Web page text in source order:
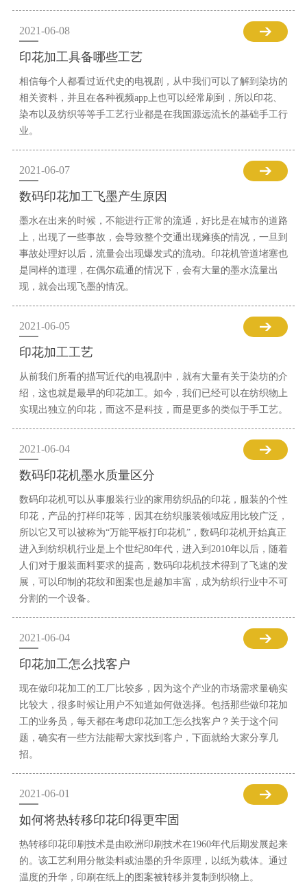
2021-06-08
印花加工具备哪些工艺
相信每个人都看过近代史的电视剧，从中我们可以了解到染坊的
相关资料，并且在各种视频app上也可以经常刷到，所以印花、
染布以及纺织等等手工艺行业都是在我国源远流长的基础手工行
业。
2021-06-07
数码印花加工飞墨产生原因
墨水在出来的时候，不能进行正常的流通，好比是在城市的道路
上，出现了一些事故，会导致整个交通出现瘫痪的情况，一旦到
事故处理好以后，流量会出现爆发式的流动。印花机管道堵塞也
是同样的道理，在偶尔疏通的情况下，会有大量的墨水流量出
现，就会出现飞墨的情况。
2021-06-05
印花加工工艺
从前我们所看的描写近代的电视剧中，就有大量有关于染坊的介
绍，这也就是最早的印花加工。如今，我们已经可以在纺织物上
实现出独立的印花，而这不是科技，而是更多的类似于手工艺。
2021-06-04
数码印花机墨水质量区分
数码印花机可以从事服装行业的家用纺织品的印花，服装的个性
印花，产品的打样印花等，因其在纺织服装领域应用比较广泛，
所以它又可以被称为“万能平板打印花机”，数码印花机开始真正
进入到纺织机行业是上个世纪80年代，进入到2010年以后，随着
人们对于服装面料要求的提高，数码印花机技术得到了飞速的发
展，可以印制的花纹和图案也是越加丰富，成为纺织行业中不可
分割的一个设备。
2021-06-04
印花加工怎么找客户
现在做印花加工的工厂比较多，因为这个产业的市场需求量确实
比较大，很多时候让用户不知道如何做选择。包括那些做印花加
工的业务员，每天都在考虑印花加工怎么找客户？关于这个问
题，确实有一些方法能帮大家找到客户，下面就给大家分享几
招。
2021-06-01
如何将热转移印花印得更牢固
热转移印花印刷技术是由欧洲印刷技术在1960年代后期发展起来
的。该工艺利用分散染料或油墨的升华原理，以纸为载体。通过
温度的升华，印刷在纸上的图案被转移并复制到织物上。